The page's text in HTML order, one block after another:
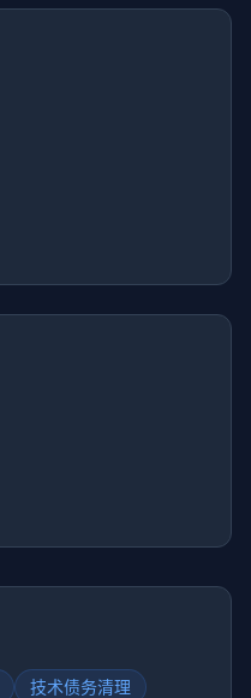
技术债务清理